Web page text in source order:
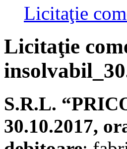
Licitaţie
Licitaţie
S.R.L.
30.10.2017,